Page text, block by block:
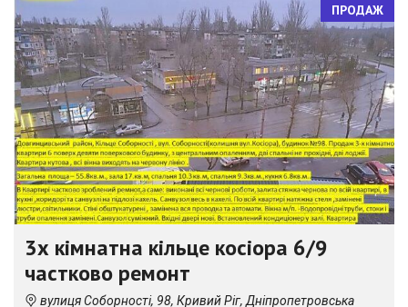
ПРОДАЖ
3х кімнатна кільце косіора 6/9
частково ремонт
вулиця Соборності, 98, Кривий Ріг, Дніпропетровська